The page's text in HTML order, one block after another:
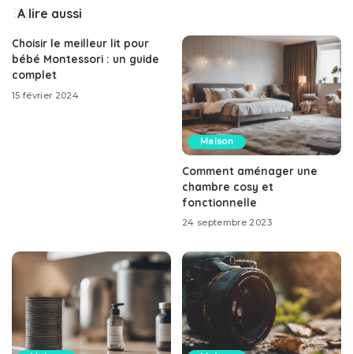
A lire aussi
Choisir le meilleur lit pour
bébé Montessori : un guide
complet
15 février 2024
Maison
Comment aménager une
chambre cosy et
fonctionnelle
24 septembre 2023